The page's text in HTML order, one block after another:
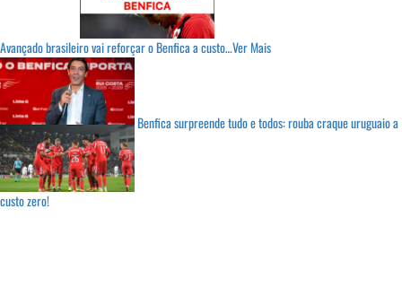
Avançado brasileiro vai reforçar o Benfica a custo…Ver Mais
Benfica surpreende tudo e todos: rouba craque uruguaio a
custo zero!